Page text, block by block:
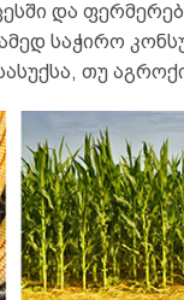
და
საჭირო
თუ